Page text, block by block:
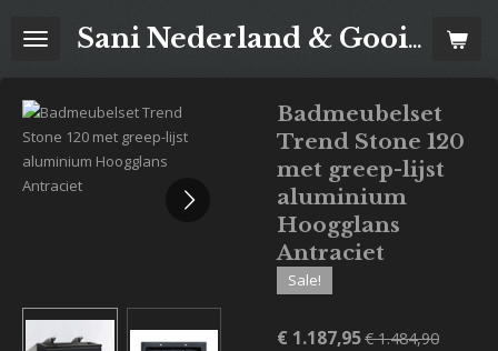
direct
hoofdinhoud
Sani Nederland & Goois Tegelhuis
Badmeubelset
Trend Stone 120
met greep-lijst
aluminium
Hoogglans
Antraciet
Sale!
€ 1.187,95€ 1.484,90